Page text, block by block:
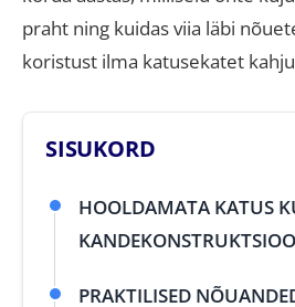
praht ning kuidas viia läbi
koristust ilma katusekatet
SISUKORD
HOOLDAMATA KATUS
PRAKTILISED